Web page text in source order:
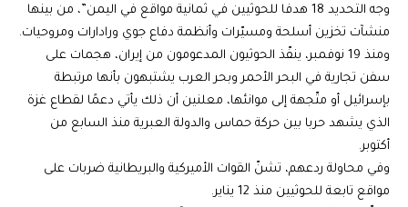
وجه التحديد 18 هدفا للحوثيين في ثمانية مواقع في اليمن”، من بينها
منشآت تخزين أسلحة ومسيّرات وأنظمة دفاع جوي ورادارات ومروحيات.
ومنذ 19 نوفمبر، ينفّذ الحوثيون المدعومون من إيران، هجمات على
سفن تجارية في البحر الأحمر وبحر العرب يشتبهون بأنها مرتبطة
بإسرائيل أو متّجهة إلى موانئها، معلنين أن ذلك يأتي دعمًا لقطاع غزة
الذي يشهد حربا بين حركة حماس والدولة العبرية منذ السابع من
أكتوبر.
وفي محاولة ردعهم، تشنّ القوات الأميركية والبريطانية ضربات على
مواقع تابعة للحوثيين منذ 12 يناير.